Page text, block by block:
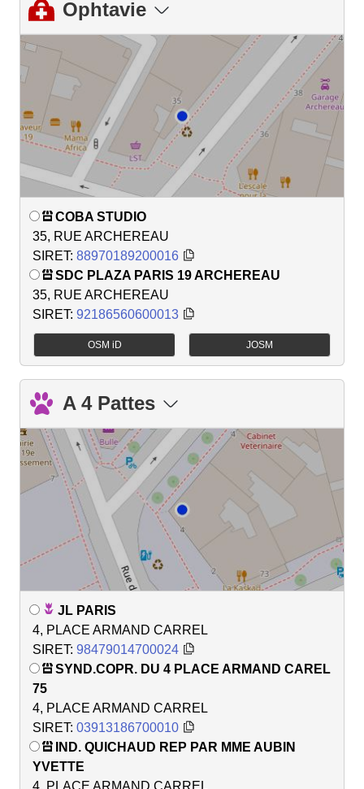
Ophtavie
COBA STUDIO
35, RUE ARCHEREAU
SIRET: 88970189200016
SDC PLAZA PARIS 19 ARCHEREAU
35, RUE ARCHEREAU
SIRET: 92186560600013
OSM iD JOSM
A 4 Pattes
JL PARIS
4, PLACE ARMAND CARREL
SIRET: 98479014700024
SYND.COPR. DU 4 PLACE ARMAND CAREL
75
4, PLACE ARMAND CARREL
SIRET: 03913186700010
IND. QUICHAUD REP PAR MME AUBIN
YVETTE
4, PLACE ARMAND CARREL